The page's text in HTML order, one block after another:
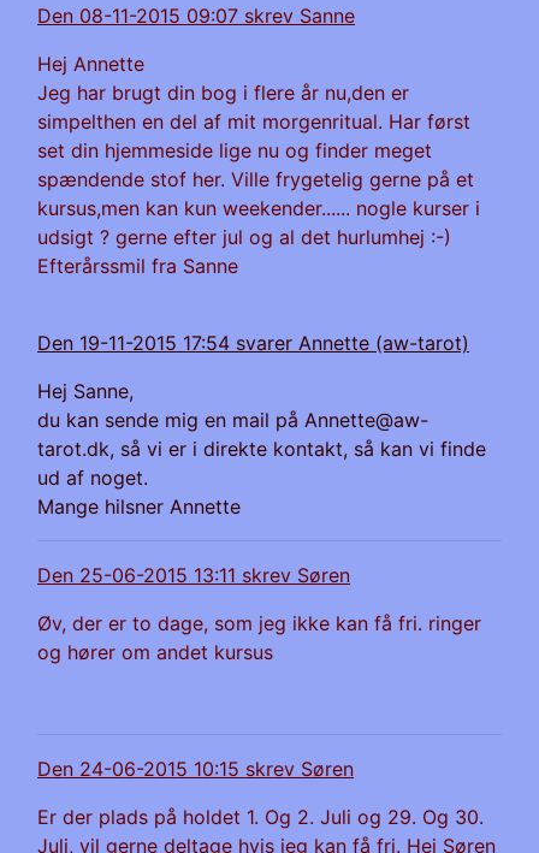
Den 08-11-2015 09:07 skrev Sanne
Hej Annette
Jeg har brugt din bog i flere år nu,den er
simpelthen en del af mit morgenritual. Har først
set din hjemmeside lige nu og finder meget
spændende stof her. Ville frygetelig gerne på et
kursus,men kan kun weekender...... nogle kurser i
udsigt ? gerne efter jul og al det hurlumhej :-)
Efterårssmil fra Sanne
Den 19-11-2015 17:54 svarer Annette (aw-tarot)
Hej Sanne,
du kan sende mig en mail på Annette@aw-
tarot.dk, så vi er i direkte kontakt, så kan vi finde
ud af noget.
Mange hilsner Annette
Den 25-06-2015 13:11 skrev Søren
Øv, der er to dage, som jeg ikke kan få fri. ringer
og hører om andet kursus
Den 24-06-2015 10:15 skrev Søren
Er der plads på holdet 1. Og 2. Juli og 29. Og 30.
Juli, vil gerne deltage hvis jeg kan få fri. Hej Søren